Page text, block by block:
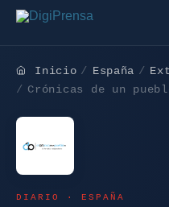
Inicio España
Crónicas de un
DIARIO · ESPAÑA